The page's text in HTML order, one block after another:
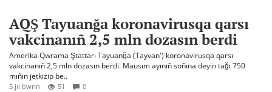
AQŞ Tayuanğa koronavirusqa qarsı
vakcinanıñ 2,5 mln dozasın berdi
Amerika Qwrama Ştattarı Tayuanğa (Tayvan') koronavirusqa qarsı
vakcinanıñ 2,5 mln dozasın berdi. Mausım ayınıñ soñına deyin tağı 750
mıñın jetkizip be..
5 jıl bwrın 51 0